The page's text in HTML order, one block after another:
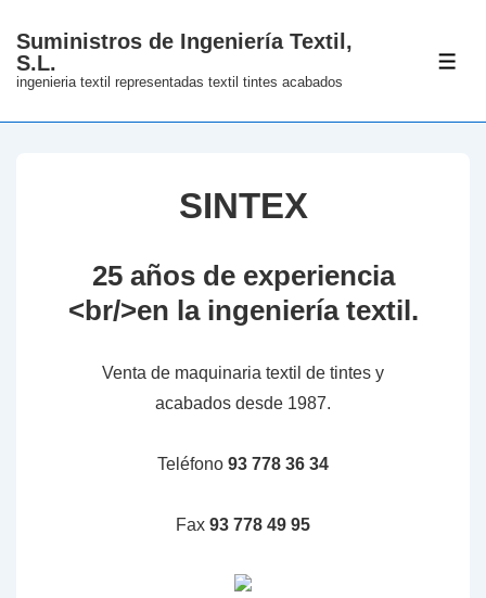
SkipSuministros de Ingeniería Textil,
S.L.
ingenieria textil representadas textil tintes acabados
SINTEX
25 años de experiencia
<br/>en la ingeniería textil.
Venta de maquinaria textil de tintes y
acabados desde 1987.
Teléfono 93 778 36 34
Fax 93 778 49 95